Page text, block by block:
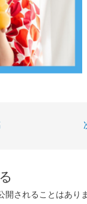
開されることはあり